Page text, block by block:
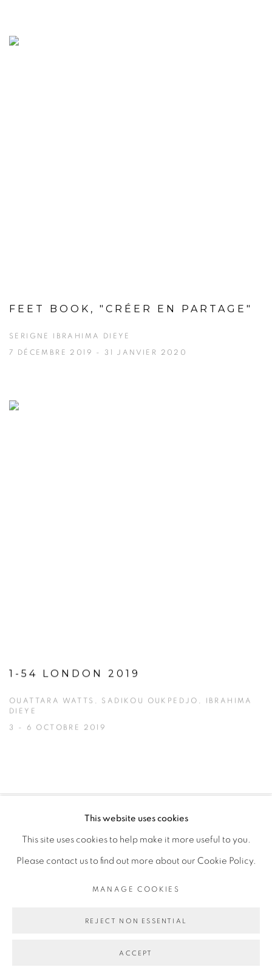
FEET BOOK, "CRÉER EN PARTAGE"
SERIGNE IBRAHIMA DIEYE
7 DÉCEMBRE 2019 - 31 JANVIER 2020
1-54 LONDON 2019
OUATTARA WATTS, SADIKOU OUKPEDJO, IBRAHIMA
DIEYE
3 - 6 OCTOBRE 2019
MANAGE COOKIES
COPYRIGHT © 2026 GALERIE CÉCILE FAKHOURY
SITE BY ARTLOGIC
This website uses cookies
This site uses cookies to help make it more useful to you.
Please contact us to find out more about our Cookie Policy.
MANAGE COOKIES
REJECT NON ESSENTIAL
ACCEPT